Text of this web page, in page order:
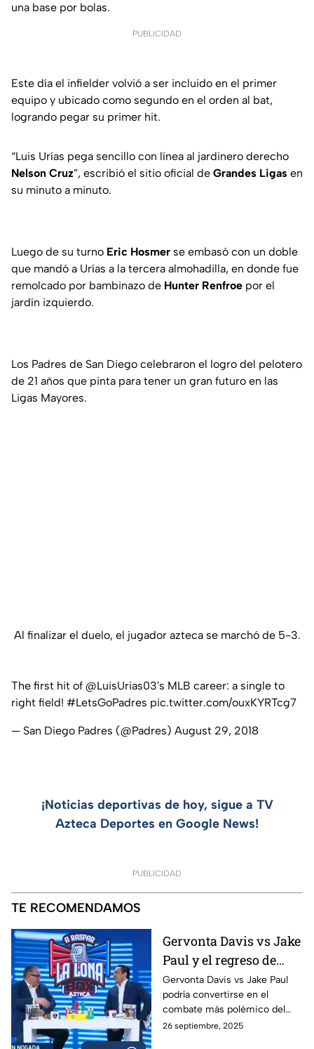
una base por bolas.
PUBLICIDAD
Este día el infielder volvió a ser incluido en el primer
equipo y ubicado como segundo en el orden al bat,
logrando pegar su primer hit.
“Luis Urías pega sencillo con línea al jardinero derecho
Nelson Cruz”, escribió el sitio oficial de Grandes Ligas en
su minuto a minuto.
Luego de su turno Eric Hosmer se embasó con un doble
que mandó a Urías a la tercera almohadilla, en donde fue
remolcado por bambinazo de Hunter Renfroe por el
jardín izquierdo.
Los Padres de San Diego celebraron el logro del pelotero
de 21 años que pinta para tener un gran futuro en las
Ligas Mayores.
Al finalizar el duelo, el jugador azteca se marchó de 5-3.
The first hit of @LuisUrias03's MLB career: a single to
right field! #LetsGoPadres pic.twitter.com/ouxKYRTcg7
— San Diego Padres (@Padres) August 29, 2018
¡Noticias deportivas de hoy, sigue a TV
Azteca Deportes en Google News!
PUBLICIDAD
TE RECOMENDAMOS
Gervonta Davis vs Jake
Paul y el regreso de
Ryan García | A Raspar
La Lona
Gervonta Davis vs Jake Paul
podría convertirse en el
combate más polémico del
año, mientras Ryan García
26 septiembre, 2025